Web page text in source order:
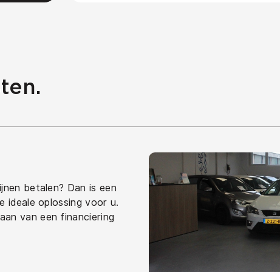
betalen? Dan is een
ideale oplossing voor u.
van een financiering